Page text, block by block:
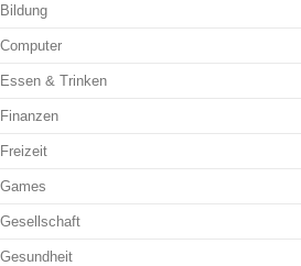
Bildung
Computer
Essen & Trinken
Finanzen
Freizeit
Games
Gesellschaft
Gesundheit